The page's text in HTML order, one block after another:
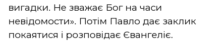
вигадки. Не зважає Бог на часи
невідомости». Потім Павло дає заклик
покаятися і розповідає Євангеліє.